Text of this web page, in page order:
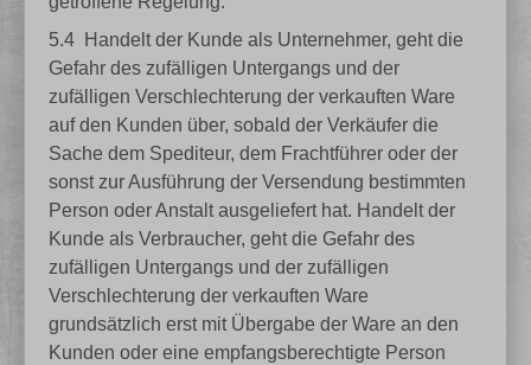
5.4
Handelt der Kunde als Unternehmer, geht die
Gefahr des zufälligen Untergangs und der
zufälligen Verschlechterung der verkauften Ware
auf den Kunden über, sobald der Verkäufer die
Sache dem Spediteur, dem Frachtführer oder der
sonst zur Ausführung der Versendung bestimmten
Person oder Anstalt ausgeliefert hat. Handelt der
Kunde als Verbraucher, geht die Gefahr des
zufälligen Untergangs und der zufälligen
Verschlechterung der verkauften Ware
grundsätzlich erst mit Übergabe der Ware an den
Kunden oder eine empfangsberechtigte Person